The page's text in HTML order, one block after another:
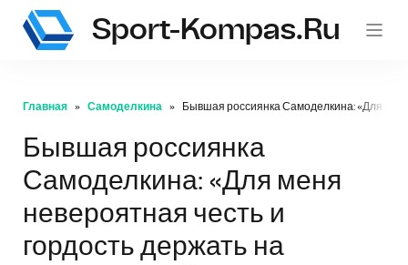
Sport-Kompas.ru
Главная Самоделкина Бывшая россиянка Самоделкина: «Для
Бывшая россиянка
Самоделкина: «Для меня
невероятная честь и
гордость держать на